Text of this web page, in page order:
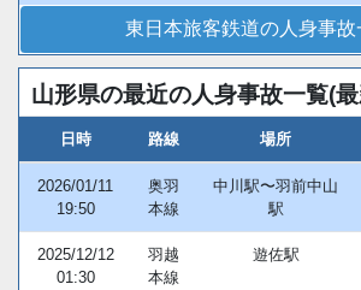
東日本旅客鉄道の人身事故
山形県の最近の人身事故一覧(
日時 路線 場所
2026/01/11
19:50
奥羽
本線
中川駅〜羽前中山
駅
2025/12/12
01:30
羽越
本線
遊佐駅